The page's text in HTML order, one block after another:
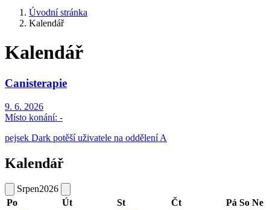
Úvodní stránka
Kalendář
Kalendář
Canisterapie
9. 6. 2026
Místo konání: -
pejsek Dark potěší uživatele na oddělení A
Kalendář
Srpen2026
Po
Út St Čt Pá So Ne